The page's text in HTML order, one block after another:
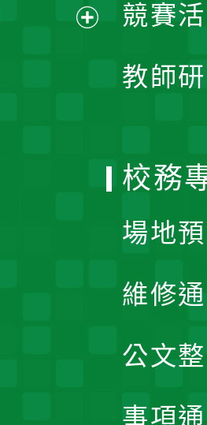
競賽
教師
開
校務
場地
維修
公文
事項